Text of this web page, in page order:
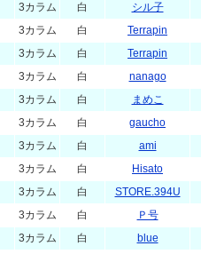
3カラム 白
シル子
3カラム 白
Terrapin
3カラム 白
Terrapin
3カラム 白
nanago
3カラム 白
まめこ
3カラム 白
gaucho
3カラム 白
ami
3カラム 白
Hisato
3カラム 白
STORE.394U
3カラム 白
Ｐ号
3カラム 白
blue